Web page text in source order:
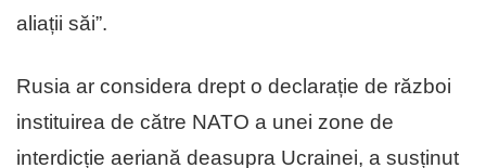
aliații săi”.
Rusia ar considera drept o declarație de război
instituirea de către NATO a unei zone de
interdicție aeriană deasupra Ucrainei, a susținut